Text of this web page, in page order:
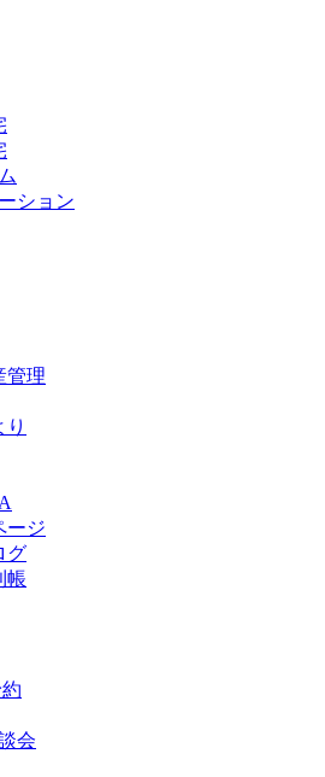
ション
管理
ージ
グ
帳
会